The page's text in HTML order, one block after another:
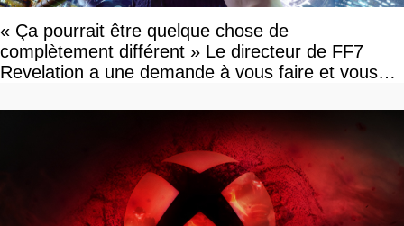
« Ça pourrait être quelque chose de
complètement différent » Le directeur de FF7
Revelation a une demande à vous faire et vous